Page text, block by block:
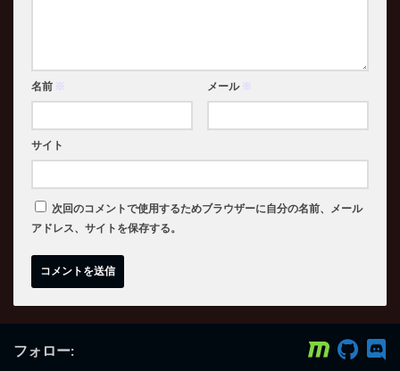
名前 ※ メール ※
サイト
次回のコメントで使用するためブラウザーに自分の名前、メール
アドレス、サイトを保存する。
フォロー: